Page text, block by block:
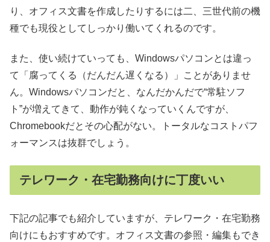
り、オフィス文書を作成したりするには二、三世代前の機
種でも現役としてしっかり働いてくれるのです。
また、使い続けていっても、Windowsパソコンとは違っ
て「腐ってくる（だんだん遅くなる）」ことがありませ
ん。Windowsパソコンだと、なんだかんだで“常駐ソフ
ト”が増えてきて、動作が鈍くなっていくんですが、
Chromebookだとその心配がない。トータルなコストパフ
ォーマンスは抜群でしょう。
テレワーク・在宅勤務向けに丁度いい
下記の記事でも紹介していますが、テレワーク・在宅勤務
向けにもおすすめです。オフィス文書の参照・編集もでき